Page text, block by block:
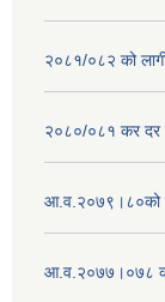
२०८१/०८२ को
२०८०/०८१ कर दर
आ.व.२०७९।८०को
आ‍.व.२०७७।०७८ काे